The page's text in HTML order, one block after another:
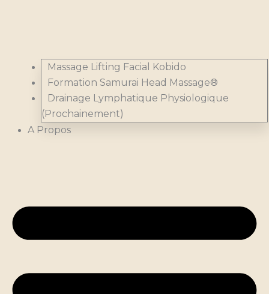
Massage Lifting Facial Kobido
Formation Samurai Head Massage®
Drainage Lymphatique Physiologique
(Prochainement)
A Propos